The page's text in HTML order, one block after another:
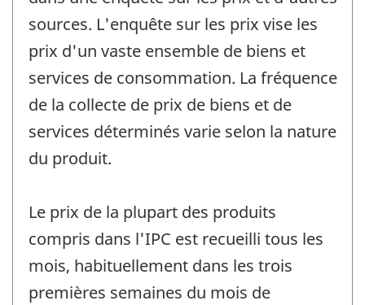
sources. L'enquête sur les prix vise les
prix d'un vaste ensemble de biens et
services de consommation. La fréquence
de la collecte de prix de biens et de
services déterminés varie selon la nature
du produit.
Le prix de la plupart des produits
compris dans l'IPC est recueilli tous les
mois, habituellement dans les trois
premières semaines du mois de